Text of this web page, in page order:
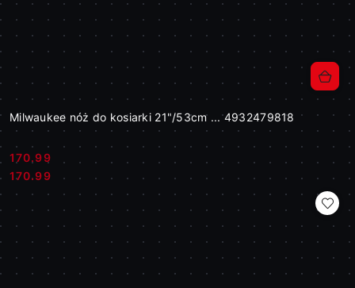
Milwaukee nóż do kosiarki 21"/53cm ... 4932479818
Cena:
170.99
Cena:
170.99